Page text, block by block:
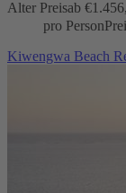
Alter Preisab €
pro Person
Kiwengwa Beach